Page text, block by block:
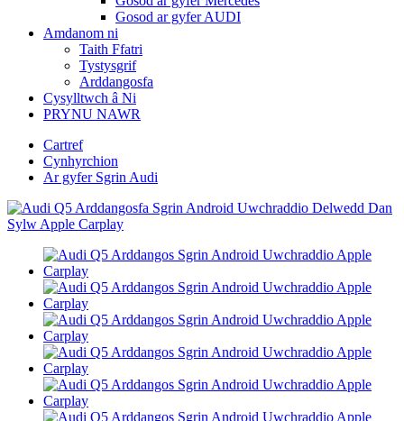
Gosod ar gyfer AUDI
Amdanom ni
Taith Ffatri
Tystysgrif
Arddangosfa
Cysylltwch â Ni
PRYNU NAWR
Cartref
Cynhyrchion
Ar gyfer Sgrin Audi